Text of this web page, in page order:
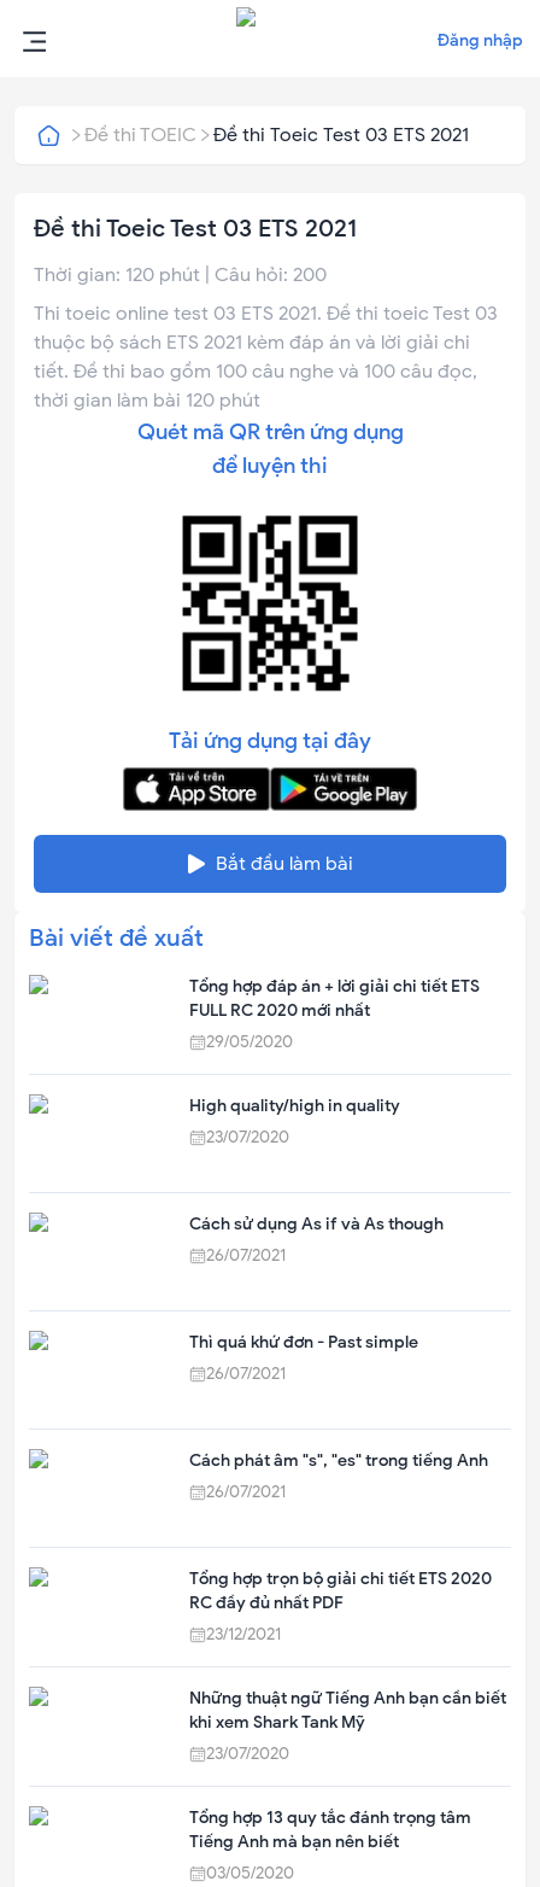
Đăng nhập
Đề thi TOEIC Đề thi Toeic Test 03 ETS 2021
Đề thi Toeic Test 03 ETS 2021
Thời gian: 120 phút | Câu hỏi: 200
Thi toeic online test 03 ETS 2021. Đề thi toeic Test 03
thuộc bộ sách ETS 2021 kèm đáp án và lời giải chi
tiết. Đề thi bao gồm 100 câu nghe và 100 câu đọc,
thời gian làm bài 120 phút
Quét mã QR trên ứng dụng
để luyện thi
Tải ứng dụng tại đây
Bắt đầu làm bài
Bài viết đề xuất
Tổng hợp đáp án + lời giải chi tiết ETS
FULL RC 2020 mới nhất
29/05/2020
High quality/high in quality
23/07/2020
Cách sử dụng As if và As though
26/07/2021
Thì quá khứ đơn - Past simple
26/07/2021
Cách phát âm "s", "es" trong tiếng Anh
26/07/2021
Tổng hợp trọn bộ giải chi tiết ETS 2020
RC đầy đủ nhất PDF
23/12/2021
Những thuật ngữ Tiếng Anh bạn cần biết
khi xem Shark Tank Mỹ
23/07/2020
Tổng hợp 13 quy tắc đánh trọng tâm
Tiếng Anh mà bạn nên biết
03/05/2020